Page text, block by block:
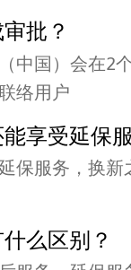
批？
中国）会在2
络用户
享受延保
保服务，换新
么区别？